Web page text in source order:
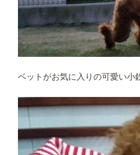
ベットがお気に入りの可愛い小